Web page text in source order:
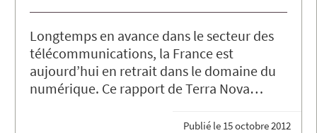
Longtemps en avance dans le secteur des
télécommunications, la France est
aujourd’hui en retrait dans le domaine du
numérique. Ce rapport de Terra Nova…
Publié le 15 octobre 2012